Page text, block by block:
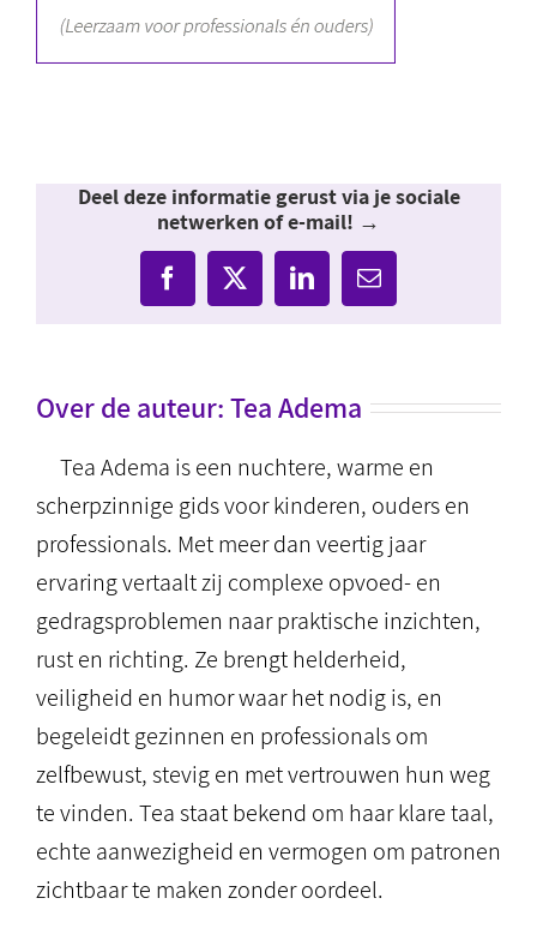
Deel deze informatie gerust via je sociale
netwerken of e-mail! →
Facebook
X LinkedIn
E-
mail
Over de auteur:Tea Adema
Tea Adema is een nuchtere, warme en
scherpzinnige gids voor kinderen, ouders en
professionals. Met meer dan veertig jaar
ervaring vertaalt zij complexe opvoed- en
gedragsproblemen naar praktische inzichten,
rust en richting. Ze brengt helderheid,
veiligheid en humor waar het nodig is, en
begeleidt gezinnen en professionals om
zelfbewust, stevig en met vertrouwen hun weg
te vinden. Tea staat bekend om haar klare taal,
echte aanwezigheid en vermogen om patronen
zichtbaar te maken zonder oordeel.